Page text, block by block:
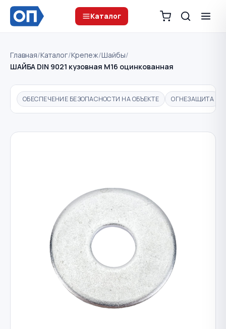
Каталог
Главная/Каталог/Крепеж/Шайбы/
ШАЙБА DIN 9021 кузовная M16 оцинкованная
ОБЕСПЕЧЕНИЕ БЕЗОПАСНОСТИ НА ОБЪЕКТЕ ОГНЕЗАЩИТА